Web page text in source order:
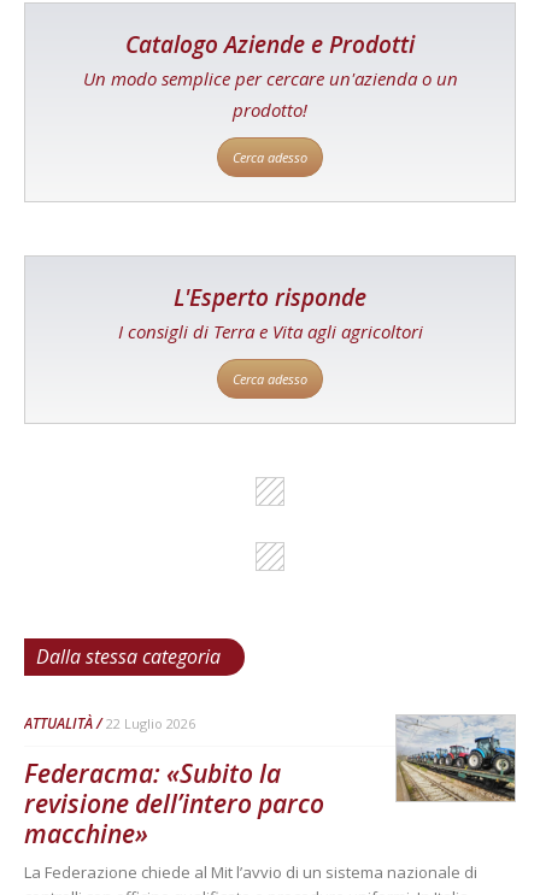
Catalogo Aziende e Prodotti
Un modo semplice per cercare un'azienda o un
prodotto!
Cerca adesso
L'Esperto risponde
I consigli di Terra e Vita agli agricoltori
Cerca adesso
Dalla stessa categoria
ATTUALITÀ 22 Luglio 2026
Federacma: «Subito la
revisione dell’intero parco
macchine»
La Federazione chiede al Mit l’avvio di un sistema nazionale di